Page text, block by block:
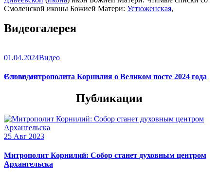
Смоленской иконы Божией Матери: Устюженская,
(икона),Игрицкая,Шуйская
Сергиевская(в Троице-Сергиевой Лавре).
Видеогалерея
01.04.2024Видео
Слово митрополита Корнилия о Великом посте 2024 года
Все видео
Публикации
25 Авг 2023
Митрополит Корнилий: Собор станет духовным центром
Архангельска